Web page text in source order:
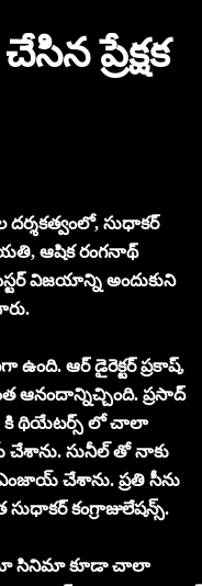
ప్రేక్షక
సుధాకర్
ఆషిక రంగనాథ్
విజయాన్ని అందుకుని
ఆర్ డైరెక్టర్ ప్రకాష్,
ఆనందాన్నిచ్చింది. ప్రసాద్
కి థియేటర్స్ లో చాలా
సునీల్ తో నాకు
చేశాను. ప్రతి సీను
కంగ్రాజులేషన్స్.
మా సినిమా కూడా చాలా